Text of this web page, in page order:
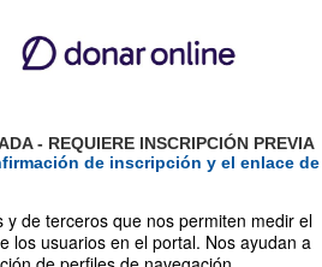
y de terceros que nos permiten medir el
los usuarios en el portal. Nos ayudan a
- REQUIERE INSCRIPCIÓN PREVIA
de inscripción y el enlace de